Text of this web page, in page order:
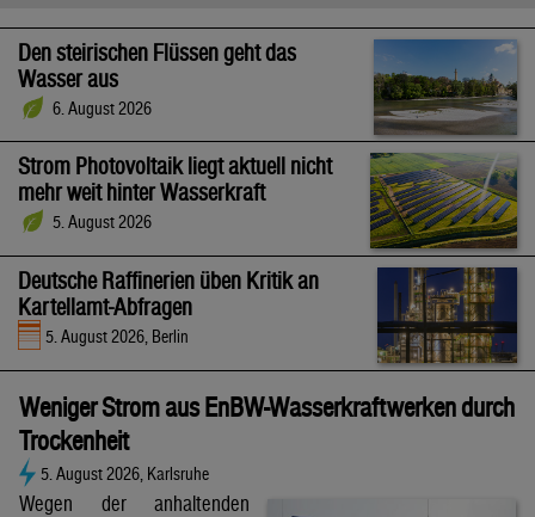
Den steirischen Flüssen geht das
Wasser aus
6. August 2026
Strom Photovoltaik liegt aktuell nicht
mehr weit hinter Wasserkraft
5. August 2026
Deutsche Raffinerien üben Kritik an
Kartellamt-Abfragen
5. August 2026, Berlin
Weniger Strom aus EnBW-Wasserkraftwerken durch
Trockenheit
5. August 2026, Karlsruhe
Wegen der anhaltenden